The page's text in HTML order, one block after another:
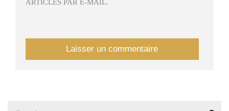
ARTICLES PAR E-MAIL.